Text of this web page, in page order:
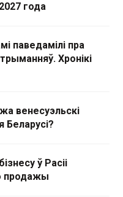
года
паведамілі пра
Хронікі
венесуэльскі
ў Расіі
продажы